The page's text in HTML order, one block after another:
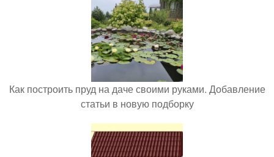
Как построить пруд на даче своими руками. Добавление
статьи в новую подборку